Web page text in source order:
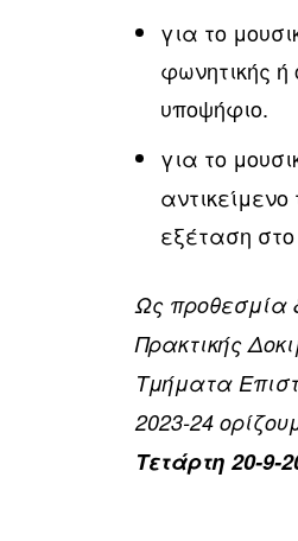
για το
φωνητικής ή
υποψήφιο.
για το
εξέταση
Ως προθεσμία
Πρακτικής
Τμήματα
2023-24
Τετάρτη 20-9-